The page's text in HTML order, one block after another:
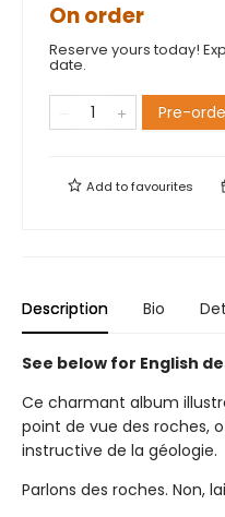
On order
Reserve yours today!
date.
Pre-
Add tofavourites
Description Bio
See below for English
Ce charmant album
point de vue des roches,
instructive de la géologie.
Parlons des roches. Non,